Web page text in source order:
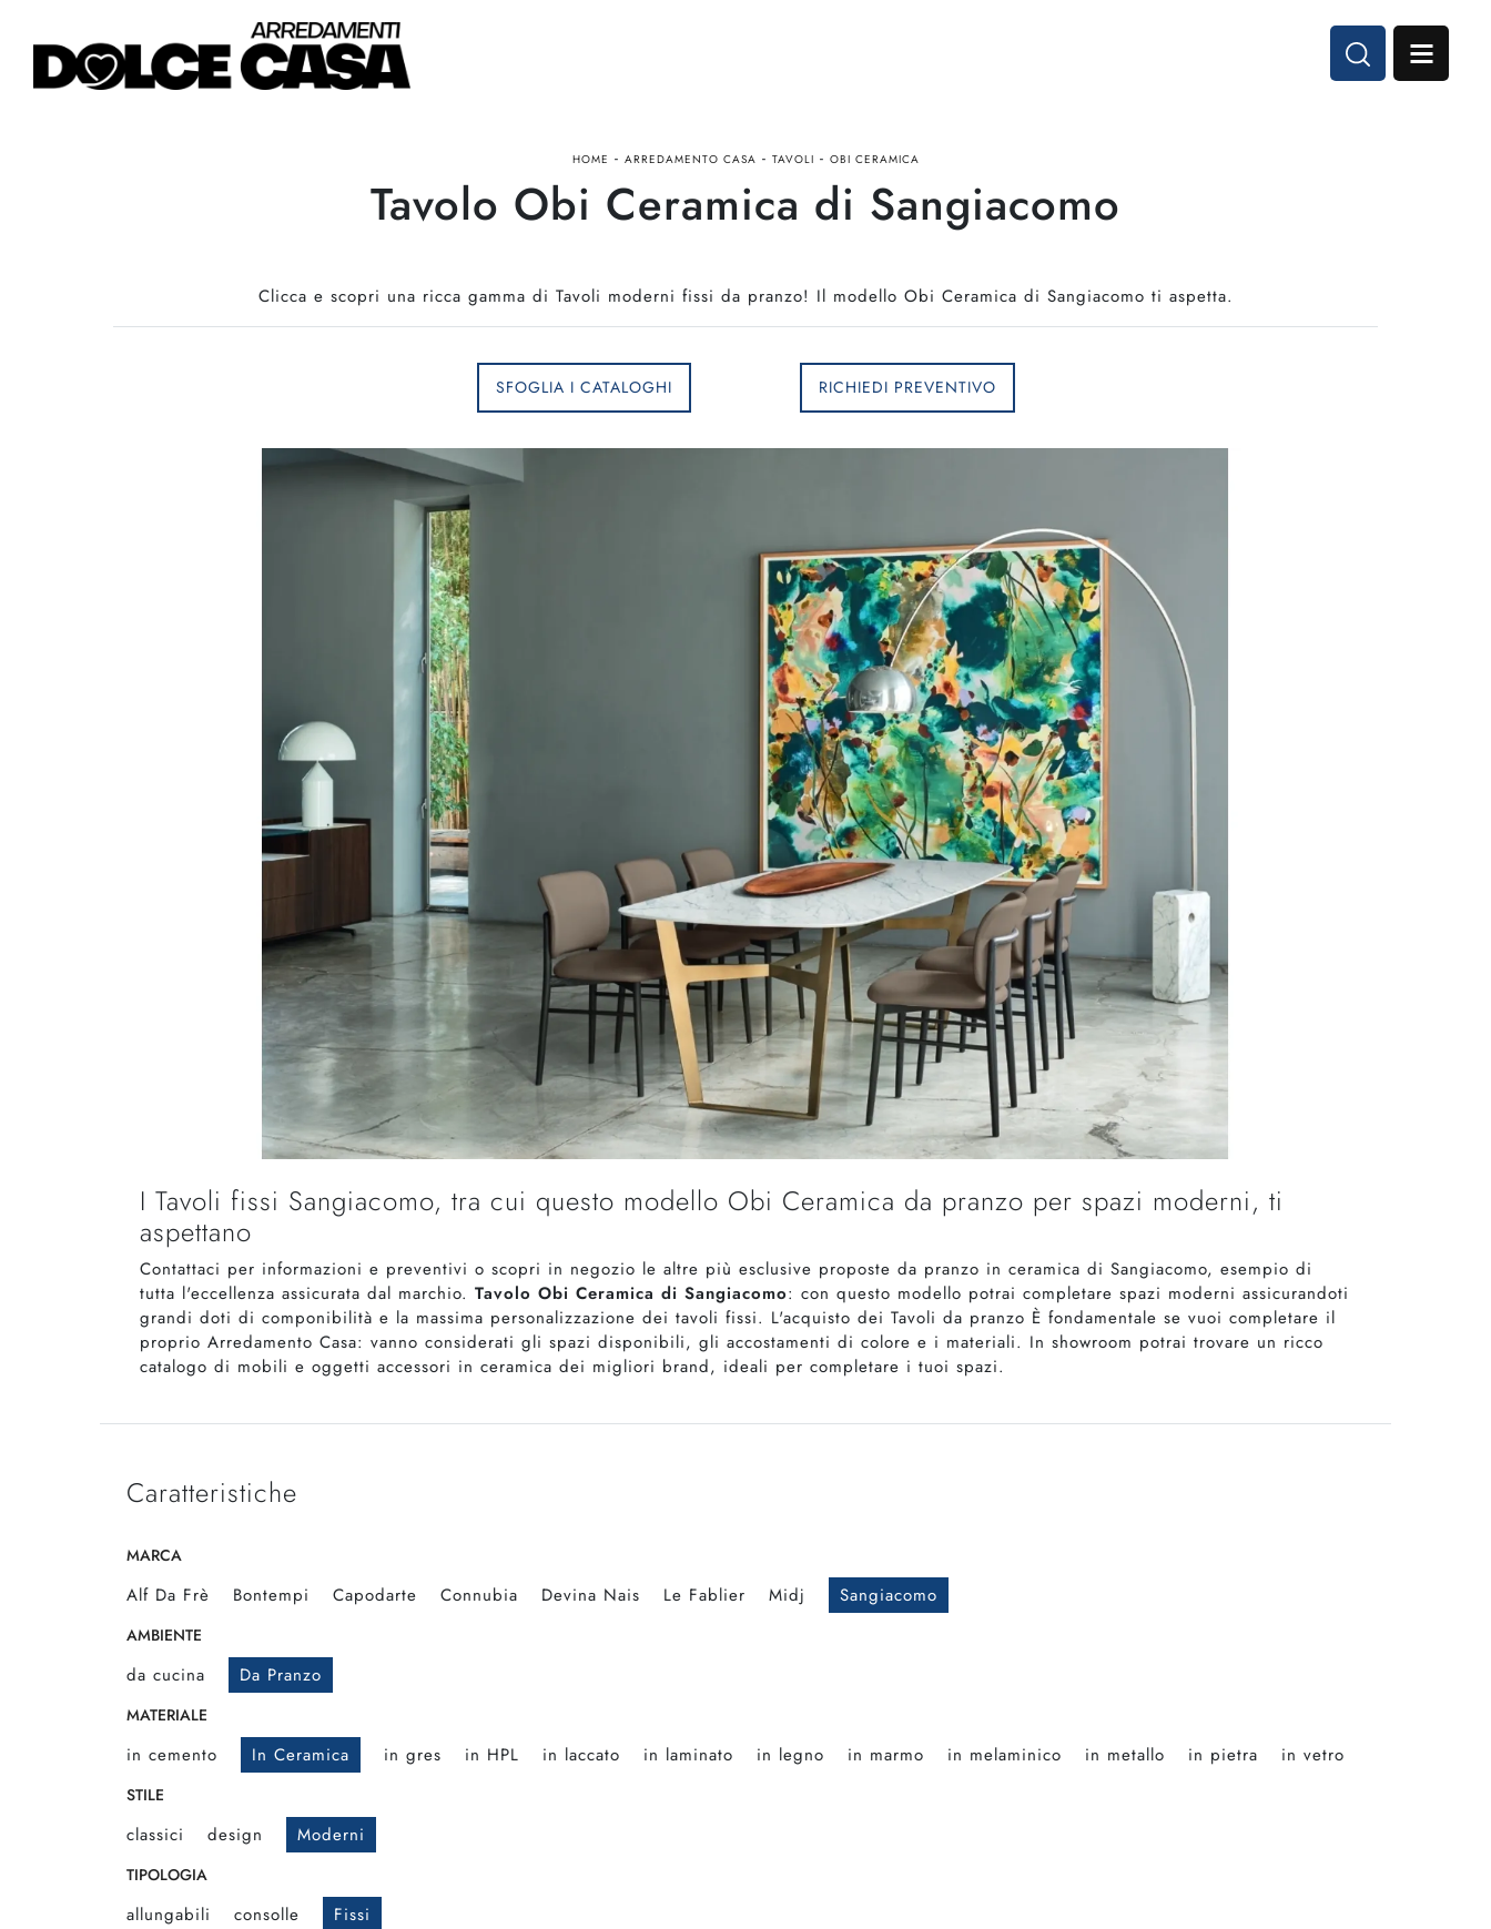
HOME - ARREDAMENTO CASA - TAVOLI - OBI CERAMICA
Tavolo Obi Ceramica di Sangiacomo
Clicca e scopri una ricca gamma di Tavoli moderni fissi da pranzo! Il modello Obi Ceramica di Sangiacomo ti aspetta.
SFOGLIA I CATALOGHI RICHIEDI PREVENTIVO
I Tavoli fissi Sangiacomo, tra cui questo modello Obi Ceramica da pranzo per spazi moderni, ti
aspettano
Contattaci per informazioni e preventivi o scopri in negozio le altre più esclusive proposte da pranzo in ceramica di Sangiacomo, esempio di
tutta l'eccellenza assicurata dal marchio. Tavolo Obi Ceramica di Sangiacomo: con questo modello potrai completare spazi moderni assicurandoti
grandi doti di componibilità e la massima personalizzazione dei tavoli fissi. L'acquisto dei Tavoli da pranzo È fondamentale se vuoi completare il
proprio Arredamento Casa: vanno considerati gli spazi disponibili, gli accostamenti di colore e i materiali. In showroom potrai trovare un ricco
catalogo di mobili e oggetti accessori in ceramica dei migliori brand, ideali per completare i tuoi spazi.
Caratteristiche
MARCA
Alf Da Frè Bontempi Capodarte Connubia Devina Nais Le Fablier Midj Sangiacomo
AMBIENTE
da cucina Da Pranzo
MATERIALE
in cemento In Ceramica in gres in HPL in laccato in laminato in legno in marmo in melaminico in metallo in pietra in vetro
STILE
classici design Moderni
TIPOLOGIA
allungabili consolle Fissi